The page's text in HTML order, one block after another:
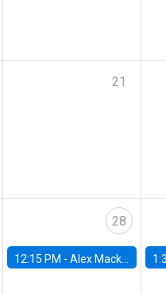
21
28
12:15 PM -Alex Mackay, Harvard Business School